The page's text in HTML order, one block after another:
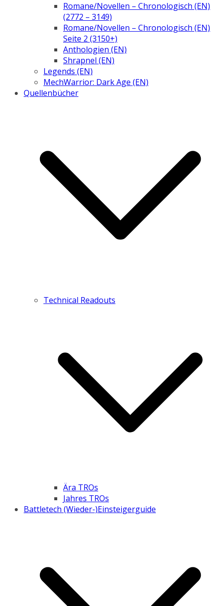
Romane/Novellen – Chronologisch (EN)
(2772 – 3149)
Romane/Novellen – Chronologisch (EN)
Seite 2 (3150+)
Anthologien (EN)
Shrapnel (EN)
Legends (EN)
MechWarrior: Dark Age (EN)
Quellenbücher
Technical Readouts
Ära TROs
Jahres TROs
Battletech (Wieder-)Einsteigerguide